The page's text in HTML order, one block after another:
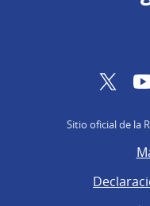
Sitio oficial de la